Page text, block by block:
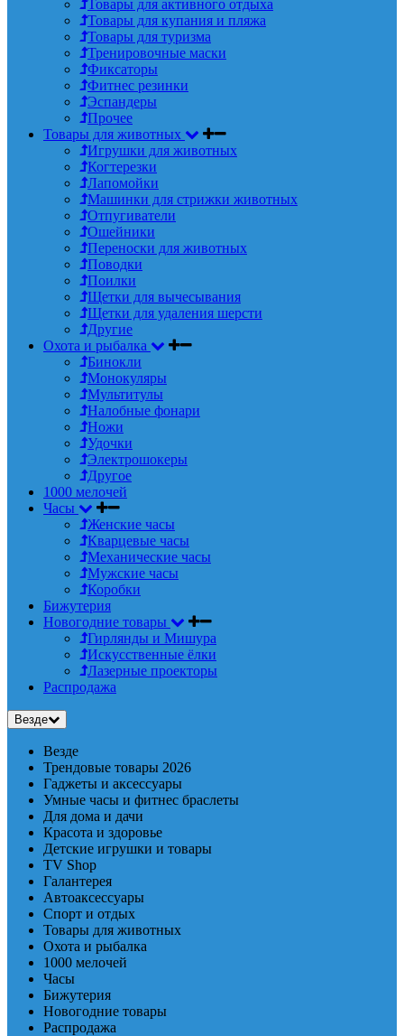
Товары для активного отдыха
Товары для купания и пляжа
Товары для туризма
Тренировочные маски
Фиксаторы
Фитнес резинки
Эспандеры
Прочее
Товары для животных
Игрушки для животных
Когтерезки
Лапомойки
Машинки для стрижки животных
Отпугиватели
Ошейники
Переноски для животных
Поводки
Поилки
Щетки для вычесывания
Щетки для удаления шерсти
Другие
Охота и рыбалка
Бинокли
Монокуляры
Мультитулы
Налобные фонари
Ножи
Удочки
Электрошокеры
Другое
1000 мелочей
Часы
Женские часы
Кварцевые часы
Механические часы
Мужские часы
Коробки
Бижутерия
Новогодние товары
Гирлянды и Мишура
Искусственные ёлки
Лазерные проекторы
Распродажа
Везде
Везде
Трендовые товары 2026
Гаджеты и аксессуары
Умные часы и фитнес браслеты
Для дома и дачи
Красота и здоровье
Детские игрушки и товары
TV Shop
Галантерея
Автоаксессуары
Спорт и отдых
Товары для животных
Охота и рыбалка
1000 мелочей
Часы
Бижутерия
Новогодние товары
Распродажа